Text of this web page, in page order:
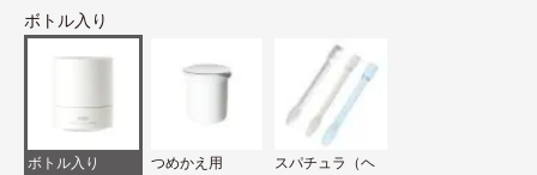
ボトル入り
ボトル入り
つめかえ用
スパチュラ（ヘ